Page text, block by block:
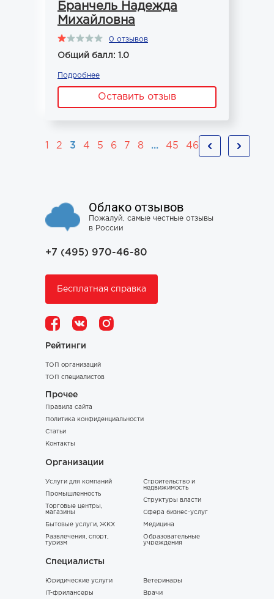
Бранчель Надежда
Михайловна
0 отзывов
Общий балл: 1.0
Подробнее
Оставить отзыв
2 3 4 5 6 7 8 ... 45 46
Облако отзывов
Пожалуй, самые честные отзывы
в России
+7 (495) 970-46-80
Бесплатная справка
Рейтинги
ТОП организаций
ТОП специалистов
Прочее
Правила сайта
Политика конфиденциальности
Статьи
Контакты
Организации
Услуги для компаний
Промышленность
Торговые центры,
магазины
Бытовые услуги, ЖКХ
Развлечения, спорт,
туризм
Строительство и
недвижимость
Структуры власти
Сфера бизнес-услуг
Медицина
Образовательные
учреждения
Специалисты
Юридические услуги
IT-фрилансеры
Ветеринары
Врачи